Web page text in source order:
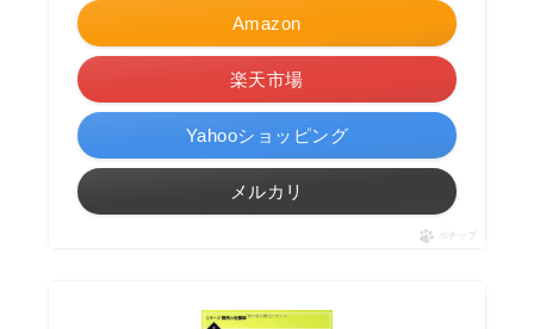
Amazon
楽天市場
Yahooショッピング
メルカリ
ポチップ